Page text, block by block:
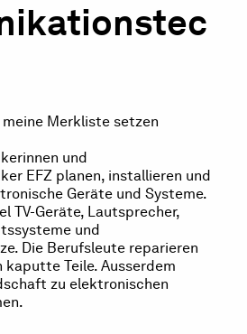
Merkliste setzen
und
EFZ planen, installieren und
Geräte und Systeme.
TV-Geräte, Lautsprecher,
und
Die Berufsleute reparieren
kaputte Teile. Ausserdem
zu elektronischen